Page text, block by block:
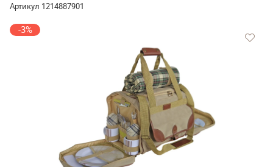
Артикул 1214887901
-3%